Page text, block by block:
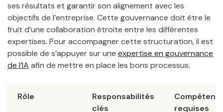
ses résultats et garantir son alignement avec les
objectifs de l’entreprise. Cette gouvernance doit être le
fruit d’une collaboration étroite entre les différentes
expertises. Pour accompagner cette structuration, il est
possible de s’appuyer sur une expertise en gouvernance
de l’IA afin de mettre en place les bons processus.
Rôle
Responsabilités
clés
requises